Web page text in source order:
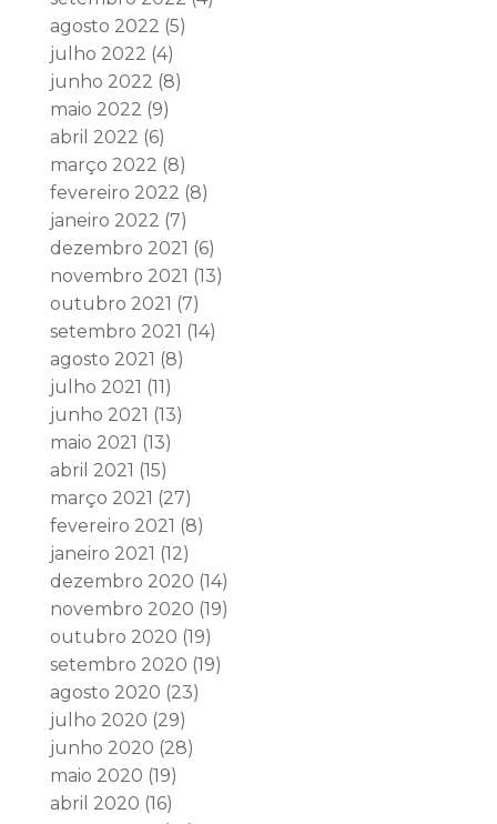
agosto 2022 (5)
julho 2022 (4)
junho 2022 (8)
maio 2022 (9)
abril 2022 (6)
março 2022 (8)
fevereiro 2022 (8)
janeiro 2022 (7)
dezembro 2021 (6)
novembro 2021 (13)
outubro 2021 (7)
setembro 2021 (14)
agosto 2021 (8)
julho 2021 (11)
junho 2021 (13)
maio 2021 (13)
abril 2021 (15)
março 2021 (27)
fevereiro 2021 (8)
janeiro 2021 (12)
dezembro 2020 (14)
novembro 2020 (19)
outubro 2020 (19)
setembro 2020 (19)
agosto 2020 (23)
julho 2020 (29)
junho 2020 (28)
maio 2020 (19)
abril 2020 (16)